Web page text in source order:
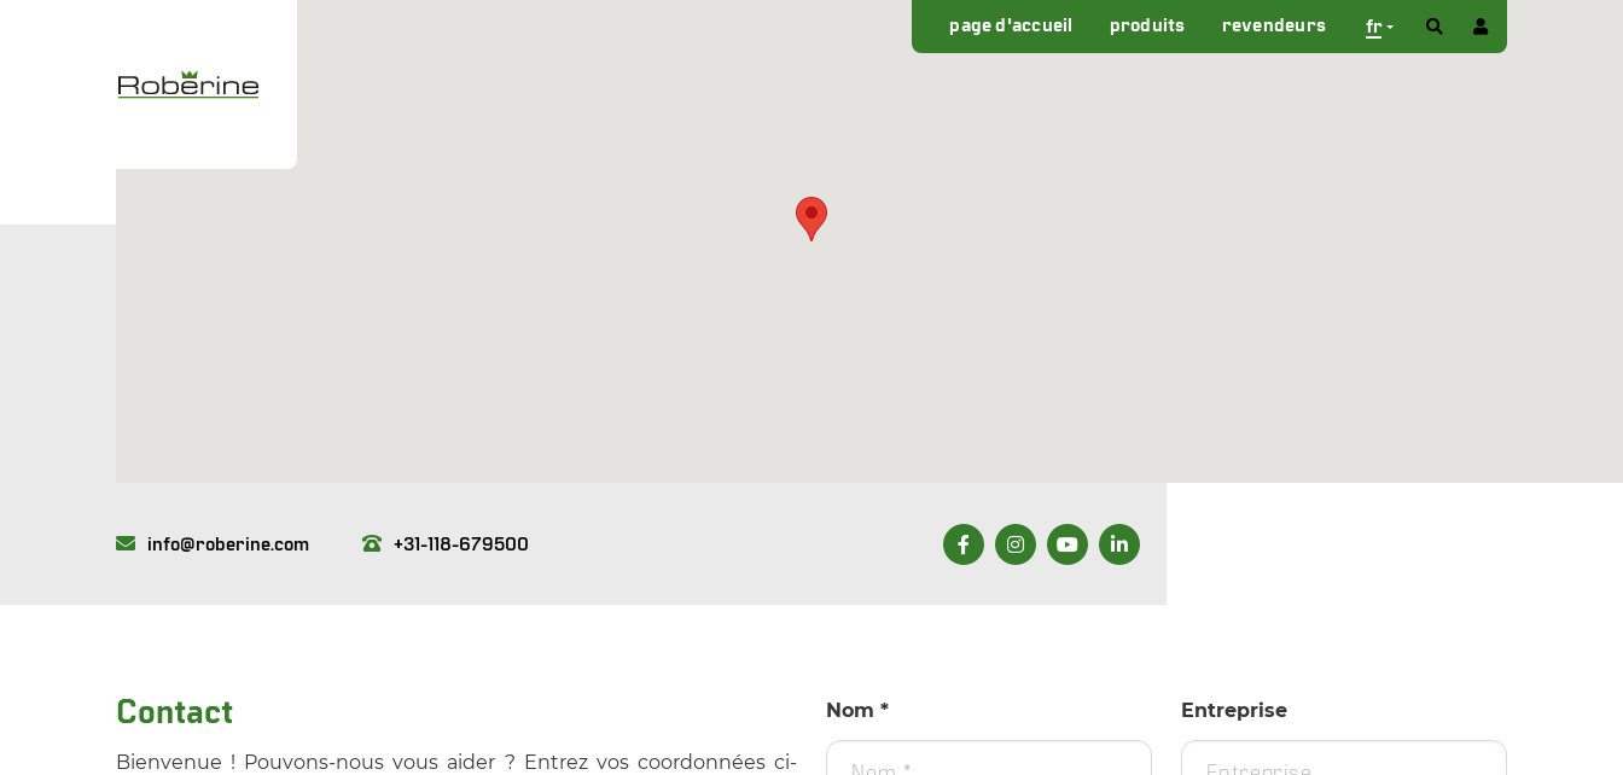
page d'accueil produits revendeurs
info@roberine.com +31-118-679500
Contact
Bienvenue ! Pouvons-nous vous aider ? Entrez vos coordonnées ci-
Nom * Entreprise